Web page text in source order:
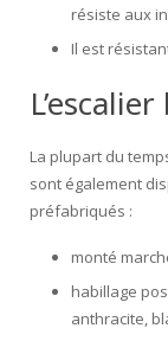
résiste aux
Il est
La plupart du
sont également
préfabriqués :
monté
habillage
anthracite,